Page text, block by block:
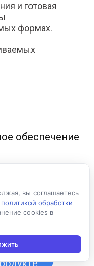
и готовая
формах.
обеспечение
о
вы соглашаетесь
политикой обработки
cookies в